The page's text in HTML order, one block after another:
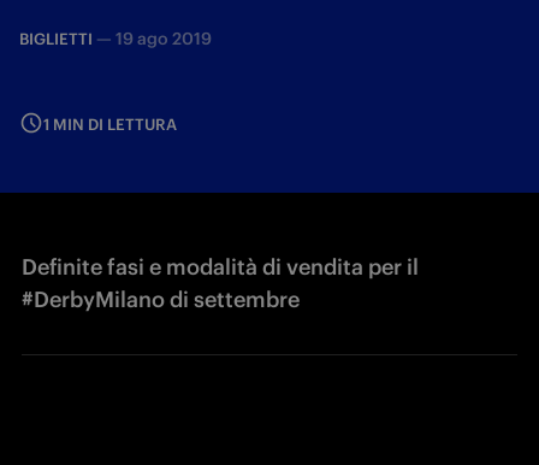
BIGLIETTI — 19 ago 2019
1 MIN DI LETTURA
Definite fasi e modalità di vendita per il
#DerbyMilano di settembre